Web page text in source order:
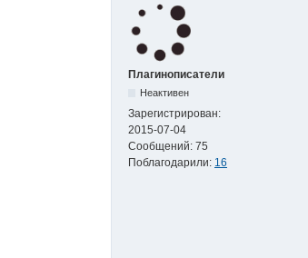
Плагинописатели
Неактивен
Зарегистрирован:
2015-07-04
Сообщений: 75
Поблагодарили: 16